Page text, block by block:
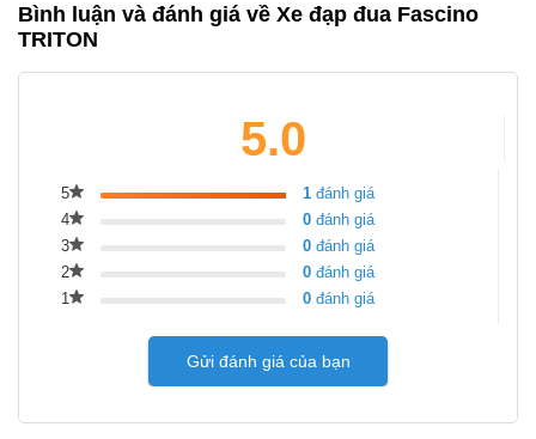
Bình luận và đánh giá về Xe đạp đua Fascino
TRITON
5.0
5 1 đánh giá
4
0 đánh giá
3
0 đánh giá
2
0 đánh giá
1
0 đánh giá
Gửi đánh giá của bạn